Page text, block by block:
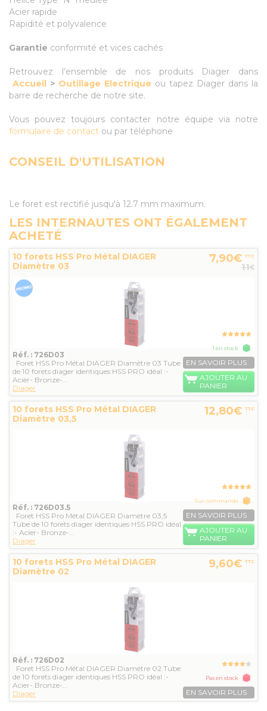
Acier rapide
Rapidité et polyvalence
Garantie conformité et vices cachés
Retrouvez l’ensemble de nos produits Diager dans
Accueil
> Outillage Electrique ou tapez Diager dans la
barre de recherche de notre site.
Vous pouvez toujours contacter notre équipe via notre
formulaire de contact ou par téléphone
CONSEIL D'UTILISATION
Le foret est rectifié jusqu'à 12.7 mm maximum.
LES INTERNAUTES ONT ÉGALEMENT
ACHETÉ
10 forets HSS Pro Métal DIAGER
Diamètre 03
7,90€ TTC
11€
Réf. : 726D03
Foret HSS Pro Métal DIAGER Diamètre 03 Tube
de 10 forets diager identiques HSS PRO idéal :-
Acier- Bronze-...
Diager
1 en stock
EN SAVOIR PLUS
AJOUTER AU
PANIER
10 forets HSS Pro Métal DIAGER
Diamètre 03,5
12,80€ TTC
Réf. : 726D03.5
Foret HSS Pro Métal DIAGER Diamètre 03,5
Tube de 10 forets diager identiques HSS PRO idéal
:- Acier- Bronze-...
Diager
Sur commande
EN SAVOIR PLUS
AJOUTER AU
PANIER
10 forets HSS Pro Métal DIAGER
Diamètre 02
9,60€ TTC
Réf. : 726D02
Foret HSS Pro Métal DIAGER Diamètre 02 Tube
de 10 forets diager identiques HSS PRO idéal :-
Acier- Bronze-...
Diager
Pas en stock
EN SAVOIR PLUS